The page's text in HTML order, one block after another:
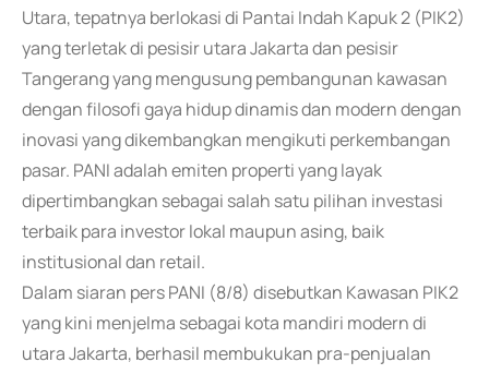
Utara, tepatnya berlokasi di Pantai Indah Kapuk 2 (PIK2)
yang terletak di pesisir utara Jakarta dan pesisir
Tangerang yang mengusung pembangunan kawasan
dengan filosofi gaya hidup dinamis dan modern dengan
inovasi yang dikembangkan mengikuti perkembangan
pasar. PANI adalah emiten properti yang layak
dipertimbangkan sebagai salah satu pilihan investasi
terbaik para investor lokal maupun asing, baik
institusional dan retail.
Dalam siaran pers PANI (8/8) disebutkan Kawasan PIK2
yang kini menjelma sebagai kota mandiri modern di
utara Jakarta, berhasil membukukan pra-penjualan